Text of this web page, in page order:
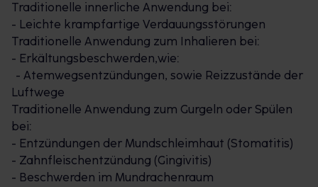
Traditionelle innerliche Anwendung bei:
- Leichte krampfartige Verdauungsstörungen
Traditionelle Anwendung zum Inhalieren bei:
- Erkältungsbeschwerden,wie:
- Atemwegsentzündungen, sowie Reizzustände der
Luftwege
Traditionelle Anwendung zum Gurgeln oder Spülen
bei:
- Entzündungen der Mundschleimhaut (Stomatitis)
- Zahnfleischentzündung (Gingivitis)
- Beschwerden im Mundrachenraum